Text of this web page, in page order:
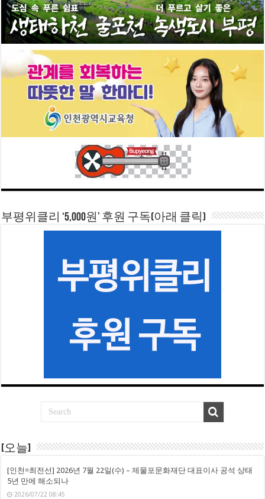
부평위클리 ‘5,000원’ 후원 구독(아래 클릭)
[오늘]
[인천=최전선] 2026년 7월 22일(수) – 제물포문화재단 대표이사 공석 상태
5년 만에 해소되나
2026/07/22 08:45